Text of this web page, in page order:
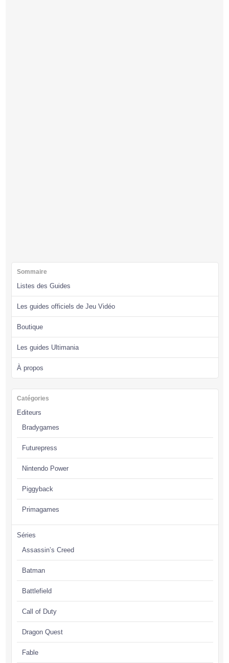
Sommaire
Listes des Guides
Les guides officiels de Jeu Vidéo
Boutique
Les guides Ultimania
À propos
Catégories
Editeurs
Bradygames
Futurepress
Nintendo Power
Piggyback
Primagames
Séries
Assassin’s Creed
Batman
Battlefield
Call of Duty
Dragon Quest
Fable